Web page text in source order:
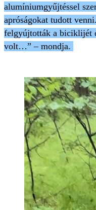
alumíniumgyűjtéssel
apróságokat tudott
felgyújtották a biciklijét
volt…” – mondja.